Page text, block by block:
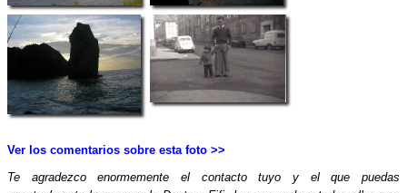
Ver los comentarios sobre esta foto >>
Te agradezco enormemente el contacto tuyo y el que puedas